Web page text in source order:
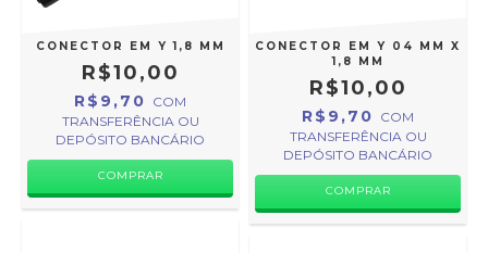
CONECTOR EM Y 1,8 MM
R$10,00
R$9,70 COM
TRANSFERÊNCIA OU
DEPÓSITO BANCÁRIO
CONECTOR EM Y 04 MM X
1,8 MM
R$10,00
R$9,70 COM
TRANSFERÊNCIA OU
DEPÓSITO BANCÁRIO